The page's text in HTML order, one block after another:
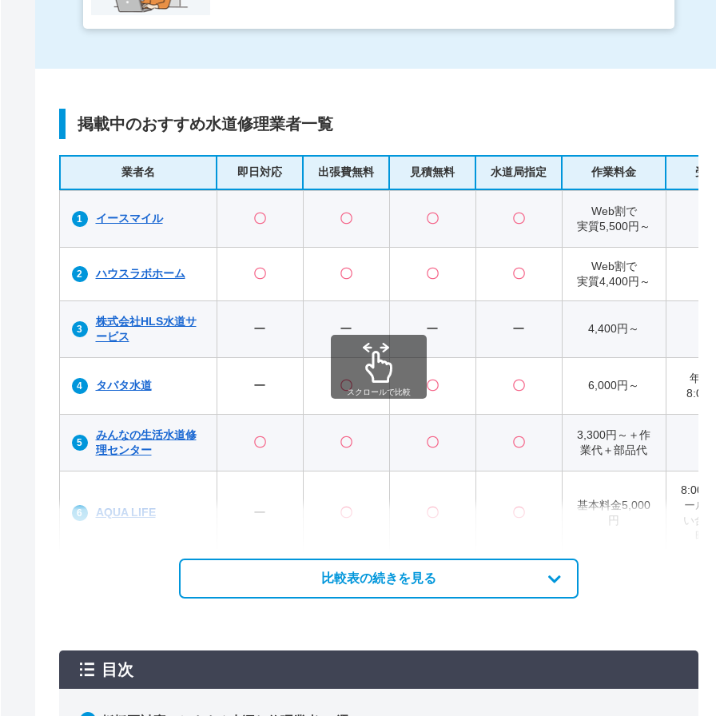
掲載中のおすすめ水道修理業者一覧
業者名 即日対応 出張費無料 見積無料 水道局指定 作業料金 受
イースマイル 〇 〇 〇 〇
Web割で
実質5,500円～
ハウスラボホーム 〇 〇 〇 〇
Web割で
実質4,400円～
株式会社HLS水道サ
ービス
ー ー ー ー 4,400円～
タバタ水道 ー 〇 〇 〇 6,000円～
年
8:00
みんなの生活⽔道修
理センター
〇 〇 〇 〇
3,300円～＋作
業代＋部品代
AQUA LIFE ー 〇 〇 〇
基本料金5,000
円
8:00～
ール
い合
スクロールで比較
比較表の続きを見る
目次